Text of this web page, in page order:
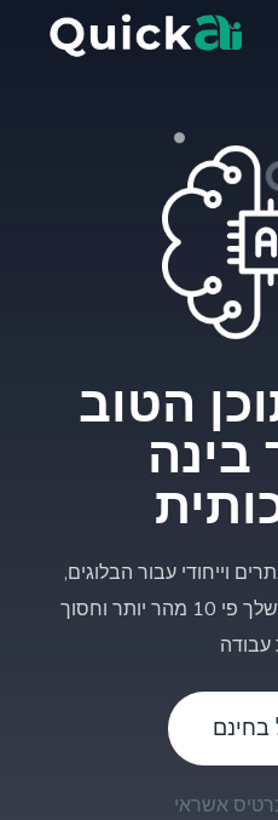
הטוב
בינה
וייחודי עבור הבלוגים,
המודעות, המיילים והאתר שלך פי 10 מהר יותר וחסוך